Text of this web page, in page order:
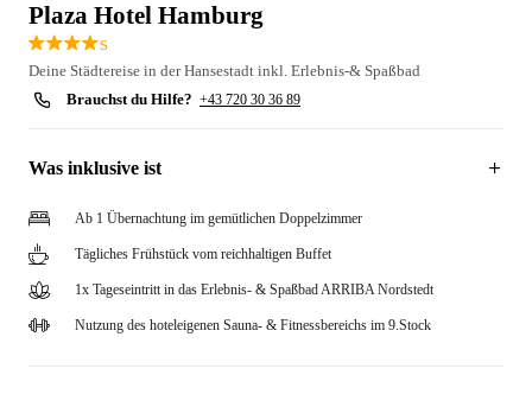
Plaza Hotel Hamburg
s
Deine Städtereise in der Hansestadt inkl. Erlebnis-& Spaßbad
Brauchst du Hilfe? +43 720 30 36 89
Was inklusive ist
Ab 1 Übernachtung im gemütlichen Doppelzimmer
Tägliches Frühstück vom reichhaltigen Buffet
1x Tageseintritt in das Erlebnis- & Spaßbad ARRIBA Nordstedt
Nutzung des hoteleigenen Sauna- & Fitnessbereichs im 9.Stock